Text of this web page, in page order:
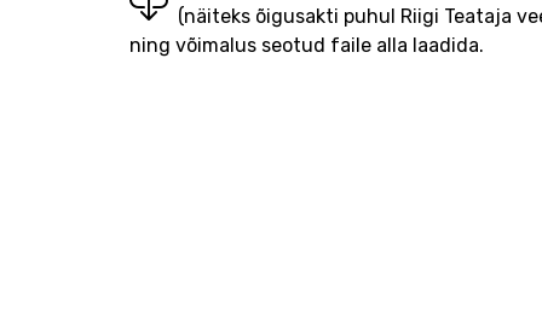
(näiteks õigusakti puhul Riigi Teataja
ning võimalus seotud faile alla laadida.